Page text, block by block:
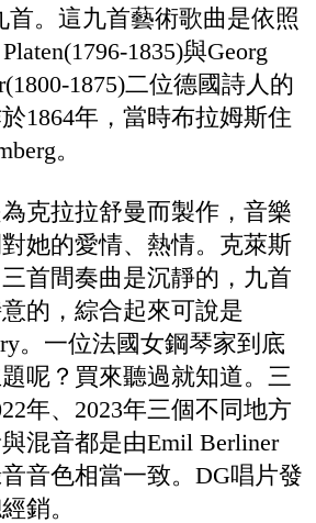
首。這九首藝術歌曲是依照
1835)與Georg
1875)二位德國詩人的
1864年，當時布拉姆斯住
。
克拉拉舒曼而製作，音樂
她的愛情、熱情。克萊斯
首間奏曲是沉靜的，九首
的，綜合起來可說是
。一位法國女鋼琴家到底
呢？買來聽過就知道。三
年、2023年三個不同地方
混音都是由Emil Berliner
音色相當一致。DG唱片發
銷。